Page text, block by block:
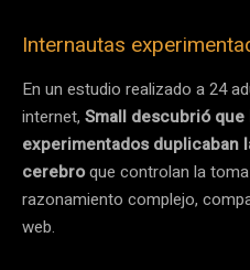
Internautas
En un estudio realizado a 24
internet, Small descubrió
experimentados duplicaban
cerebroque controlan la
razonamiento complejo,
web.